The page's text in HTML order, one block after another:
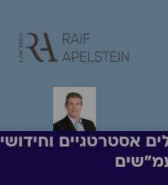
אסטרטגיים וחידושי